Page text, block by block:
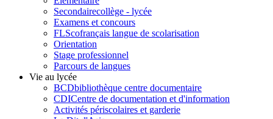
Secondairecollège - lycée
Examens et concours
FLScofrançais langue de scolarisation
Orientation
Stage professionnel
Parcours de langues
Vie au lycée
BCDbibliothèque centre documentaire
CDICentre de documentation et d'information
Activités périscolaires et garderie